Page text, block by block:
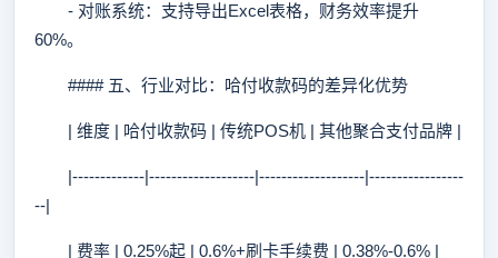
- 对账系统：支持导出Excel表格，财务效率提升
60%。
#### 五、行业对比：哈付收款码的差异化优势
| 维度 | 哈付收款码 | 传统POS机 | 其他聚合支付品牌 |
|-------------|-------------------|-------------------|-----------------
--|
| 费率 | 0.25%起 | 0.6%+刷卡手续费 | 0.38%-0.6% |